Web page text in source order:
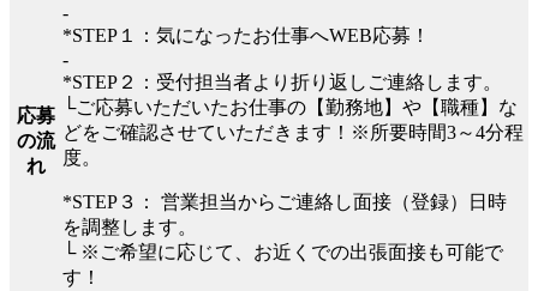
応募
の流
れ
-
*STEP１：気になったお仕事へWEB応募！
-
*STEP２：受付担当者より折り返しご連絡します。
└ご応募いただいたお仕事の【勤務地】や【職種】な
どをご確認させていただきます！※所要時間3～4分程
度。
*STEP３： 営業担当からご連絡し面接（登録）日時
を調整します。
└ ※ご希望に応じて、お近くでの出張面接も可能で
す！